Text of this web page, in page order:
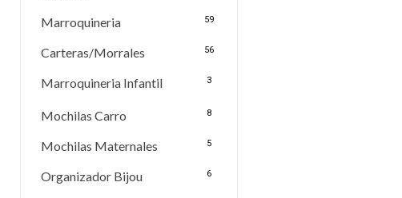
Marroquineria 59
Carteras/Morrales 56
Marroquineria Infantil 3
Mochilas Carro 8
Mochilas Maternales 5
Organizador Bijou 6